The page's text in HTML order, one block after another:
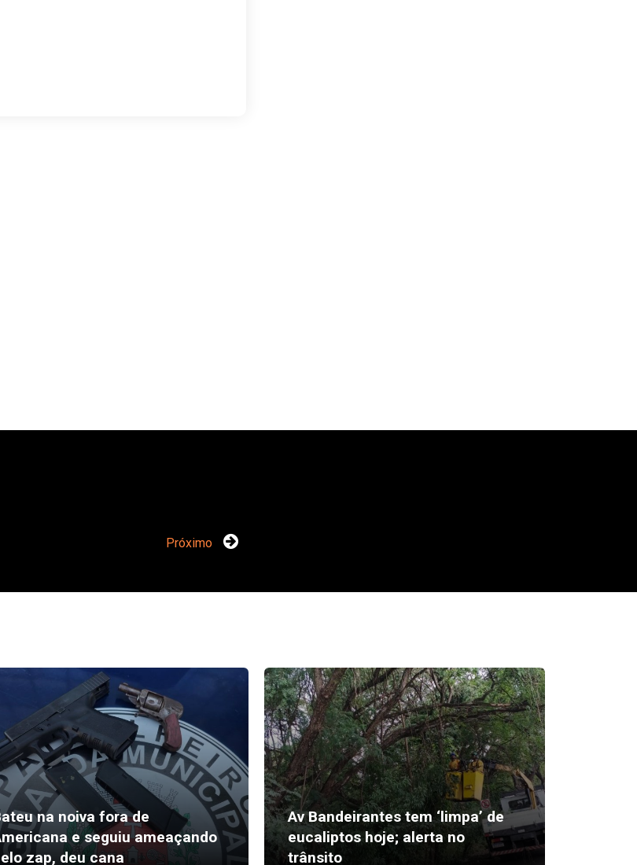
Próximo
na noiva fora de
e seguiu ameaçando
zap, deu cana
Av Bandeirantes tem ‘limpa’ de
eucaliptos hoje; alerta no
trânsito